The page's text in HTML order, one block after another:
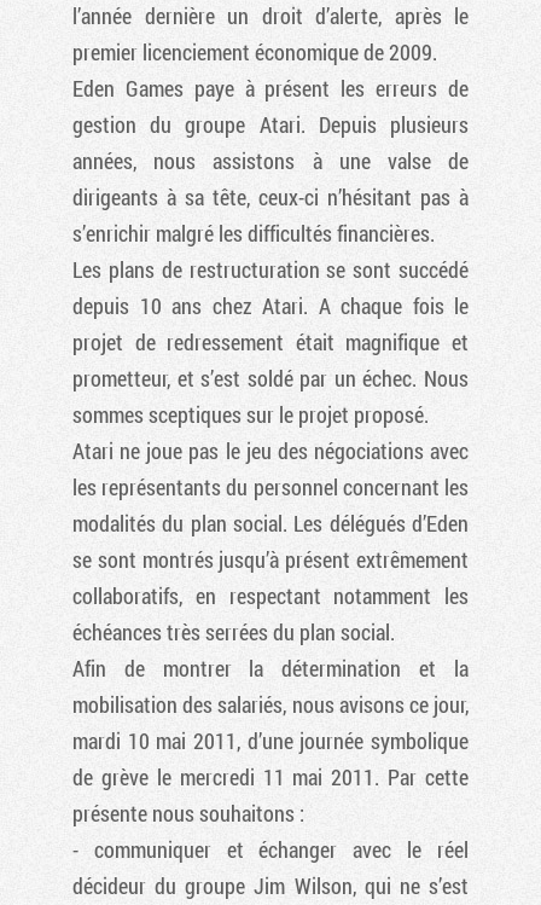
l’année dernière un droit d’alerte, après le
premier licenciement économique de 2009.
Eden Games paye à présent les erreurs de
gestion du groupe Atari. Depuis plusieurs
années, nous assistons à une valse de
dirigeants à sa tête, ceux-ci n’hésitant pas à
s’enrichir malgré les difficultés financières.
Les plans de restructuration se sont succédé
depuis 10 ans chez Atari. A chaque fois le
projet de redressement était magnifique et
prometteur, et s’est soldé par un échec. Nous
sommes sceptiques sur le projet proposé.
Atari ne joue pas le jeu des négociations avec
les représentants du personnel concernant les
modalités du plan social. Les délégués d’Eden
se sont montrés jusqu’à présent extrêmement
collaboratifs, en respectant notamment les
échéances très serrées du plan social.
Afin de montrer la détermination et la
mobilisation des salariés, nous avisons ce jour,
mardi 10 mai 2011, d’une journée symbolique
de grève le mercredi 11 mai 2011. Par cette
présente nous souhaitons :
- communiquer et échanger avec le réel
décideur du groupe Jim Wilson, qui ne s’est